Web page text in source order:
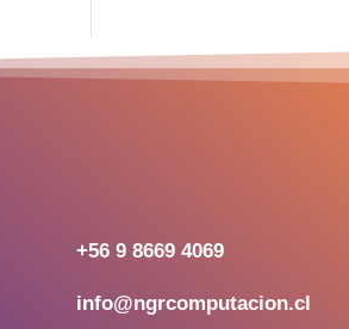
+56 9 8669 4069
info@ngrcomputacion.cl